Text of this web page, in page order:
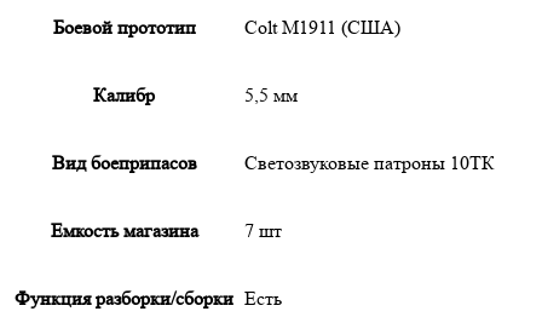
Боевой прототип Colt M1911 (США)
Калибр 5,5 мм
Вид боеприпасов Светозвуковые патроны 10ТК
Емкость магазина 7 шт
Функция разборки/сборки Есть